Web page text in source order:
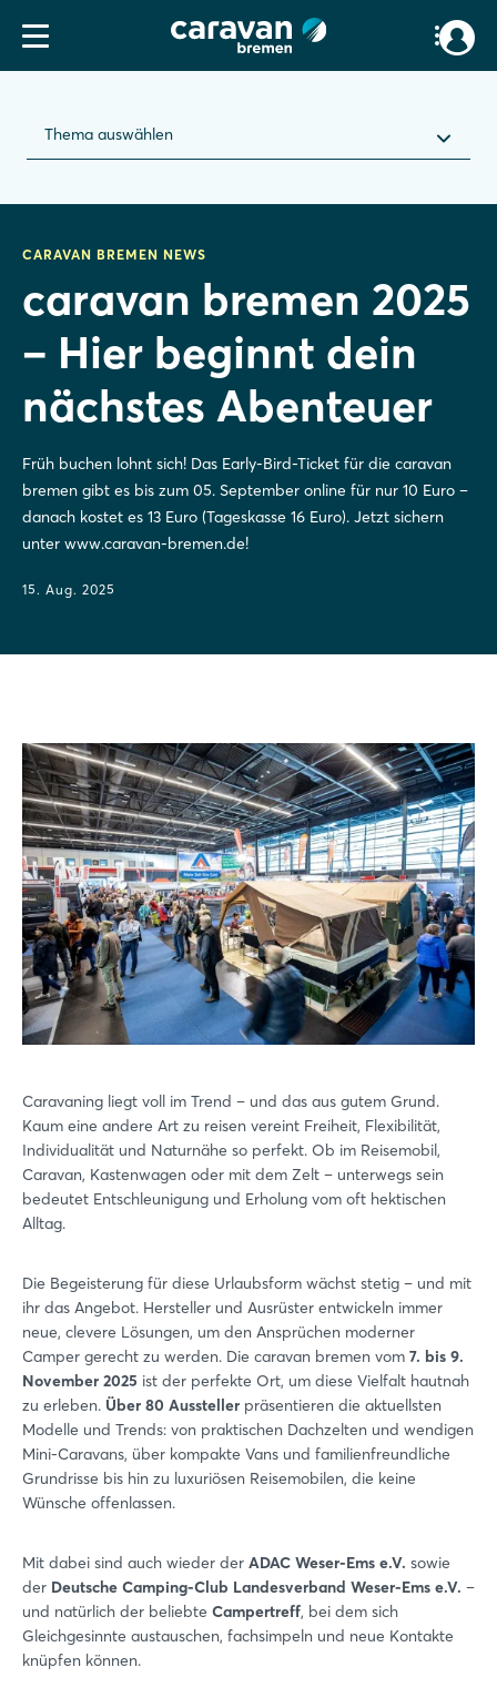
Thema auswählen
CARAVAN BREMEN NEWS
caravan bremen 2025
– Hier beginnt dein
nächstes Abenteuer
Früh buchen lohnt sich! Das Early-Bird-Ticket für die caravan
bremen gibt es bis zum 05. September online für nur 10 Euro –
danach kostet es 13 Euro (Tageskasse 16 Euro). Jetzt sichern
unter www.caravan-bremen.de!
15. Aug. 2025
Caravaning liegt voll im Trend – und das aus gutem Grund.
Kaum eine andere Art zu reisen vereint Freiheit, Flexibilität,
Individualität und Naturnähe so perfekt. Ob im Reisemobil,
Caravan, Kastenwagen oder mit dem Zelt – unterwegs sein
bedeutet Entschleunigung und Erholung vom oft hektischen
Alltag.
Die Begeisterung für diese Urlaubsform wächst stetig – und mit
ihr das Angebot. Hersteller und Ausrüster entwickeln immer
neue, clevere Lösungen, um den Ansprüchen moderner
Camper gerecht zu werden. Die caravan bremen vom 7. bis 9.
November 2025 ist der perfekte Ort, um diese Vielfalt hautnah
zu erleben. Über 80 Aussteller präsentieren die aktuellsten
Modelle und Trends: von praktischen Dachzelten und wendigen
Mini-Caravans, über kompakte Vans und familienfreundliche
Grundrisse bis hin zu luxuriösen Reisemobilen, die keine
Wünsche offenlassen.
Mit dabei sind auch wieder der ADAC Weser-Ems e.V. sowie
der Deutsche Camping-Club Landesverband Weser-Ems e.V. –
und natürlich der beliebte Campertreff, bei dem sich
Gleichgesinnte austauschen, fachsimpeln und neue Kontakte
knüpfen können.